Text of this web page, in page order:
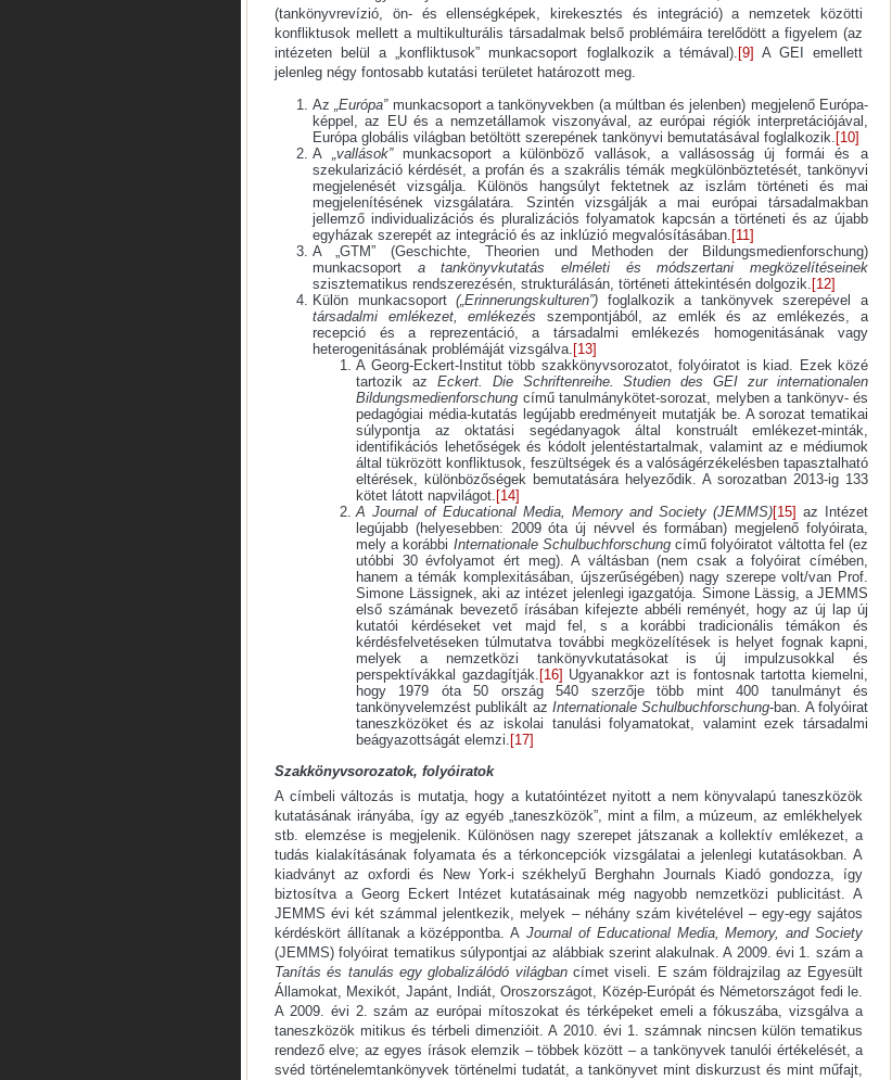
(tankönyvrevízió, ön- és ellenségképek, kirekesztés és integráció) a nemzetek közötti
konfliktusok mellett a multikulturális társadalmak belső problémáira terelődött a figyelem (az
intézeten belül a „konfliktusok” munkacsoport foglalkozik a témával). [9] A GEI emellett
jelenleg négy fontosabb kutatási területet határozott meg.
Az „Európa” munkacsoport a tankönyvekben (a múltban és jelenben) megjelenő Európa-
képpel, az EU és a nemzetállamok viszonyával, az európai régiók interpretációjával,
Európa globális világban betöltött szerepének tankönyvi bemutatásával foglalkozik. [10]
A
„vallások”munkacsoport a különböző vallások, a vallásosság új formái és a
szekularizáció kérdését, a profán és a szakrális témák megkülönböztetését, tankönyvi
megjelenését vizsgálja. Különös hangsúlyt fektetnek az iszlám történeti és mai
megjelenítésének vizsgálatára. Szintén vizsgálják a mai európai társadalmakban
jellemző individualizációs és pluralizációs folyamatok kapcsán a történeti és az újabb
egyházak szerepét az integráció és az inklúzió megvalósításában. [11]
A „GTM” (Geschichte, Theorien und Methoden der Bildungsmedienforschung)
munkacsoport a tankönyvkutatás elméleti és módszertani megközelítéseinek
szisztematikus rendszerezésén, strukturálásán, történeti áttekintésén dolgozik. [12]
Külön munkacsoport(„Erinnerungskulturen”) foglalkozik a tankönyvek szerepével a
társadalmi emlékezet, emlékezés szempontjából, az emlék és az emlékezés, a
recepció és a reprezentáció, a társadalmi emlékezés homogenitásának vagy
heterogenitásának problémáját vizsgálva. [13]
A Georg-Eckert-Institut több szakkönyvsorozatot, folyóiratot is kiad. Ezek közé
tartozik az Eckert. Die Schriftenreihe. Studien des GEI zur internationalen
Bildungsmedienforschung című tanulmánykötet-sorozat, melyben a tankönyv- és
pedagógiai média-kutatás legújabb eredményeit mutatják be. A sorozat tematikai
súlypontja az oktatási segédanyagok által konstruált emlékezet-minták,
identifikációs lehetőségek és kódolt jelentéstartalmak, valamint az e médiumok
által tükrözött konfliktusok, feszültségek és a valóságérzékelésben tapasztalható
eltérések, különbözőségek bemutatására helyeződik. A sorozatban 2013-ig 133
kötet látott napvilágot. [14]
A Journal of Educational Media, Memory and Society (JEMMS)[15] az Intézet
legújabb (helyesebben: 2009 óta új névvel és formában) megjelenő folyóirata,
mely a korábbi Internationale Schulbuchforschungcímű folyóiratot váltotta fel (ez
utóbbi 30 évfolyamot ért meg). A váltásban (nem csak a folyóirat címében,
hanem a témák komplexitásában, újszerűségében) nagy szerepe volt/van Prof.
Simone Lässignek, aki az intézet jelenlegi igazgatója. Simone Lässig, a JEMMS
első számának bevezető írásában kifejezte abbéli reményét, hogy az új lap új
kutatói kérdéseket vet majd fel, s a korábbi tradicionális témákon és
kérdésfelvetéseken túlmutatva további megközelítések is helyet fognak kapni,
melyek a nemzetközi tankönyvkutatásokat is új impulzusokkal és
perspektívákkal gazdagítják. [16] Ugyanakkor azt is fontosnak tartotta kiemelni,
hogy 1979 óta 50 ország 540 szerzője több mint 400 tanulmányt és
tankönyvelemzést publikált az Internationale Schulbuchforschung-ban. A folyóirat
taneszközöket és az iskolai tanulási folyamatokat, valamint ezek társadalmi
beágyazottságát elemzi. [17]
Szakkönyvsorozatok, folyóiratok
A címbeli változás is mutatja, hogy a kutatóintézet nyitott a nem könyvalapú taneszközök
kutatásának irányába, így az egyéb „taneszközök”, mint a film, a múzeum, az emlékhelyek
stb. elemzése is megjelenik. Különösen nagy szerepet játszanak a kollektív emlékezet, a
tudás kialakításának folyamata és a térkoncepciók vizsgálatai a jelenlegi kutatásokban. A
kiadványt az oxfordi és New York-i székhelyű Berghahn Journals Kiadó gondozza, így
biztosítva a Georg Eckert Intézet kutatásainak még nagyobb nemzetközi publicitást. A
JEMMS évi két számmal jelentkezik, melyek – néhány szám kivételével – egy-egy sajátos
kérdéskört állítanak a középpontba. A Journal of Educational Media, Memory, and Society
(JEMMS) folyóirat tematikus súlypontjai az alábbiak szerint alakulnak. A 2009. évi 1. szám a
Tanítás és tanulás egy globalizálódó világbancímet viseli. E szám földrajzilag az Egyesült
Államokat, Mexikót, Japánt, Indiát, Oroszországot, Közép-Európát és Németországot fedi le.
A 2009. évi 2. szám az európai mítoszokat és térképeket emeli a fókuszába, vizsgálva a
taneszközök mitikus és térbeli dimenzióit. A 2010. évi 1. számnak nincsen külön tematikus
rendező elve; az egyes írások elemzik – többek között – a tankönyvek tanulói értékelését, a
svéd történelemtankönyvek történelmi tudatát, a tankönyvet mint diskurzust és mint műfajt,